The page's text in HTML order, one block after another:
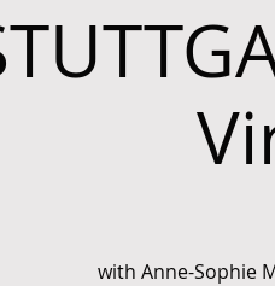
with Anne-Sophie